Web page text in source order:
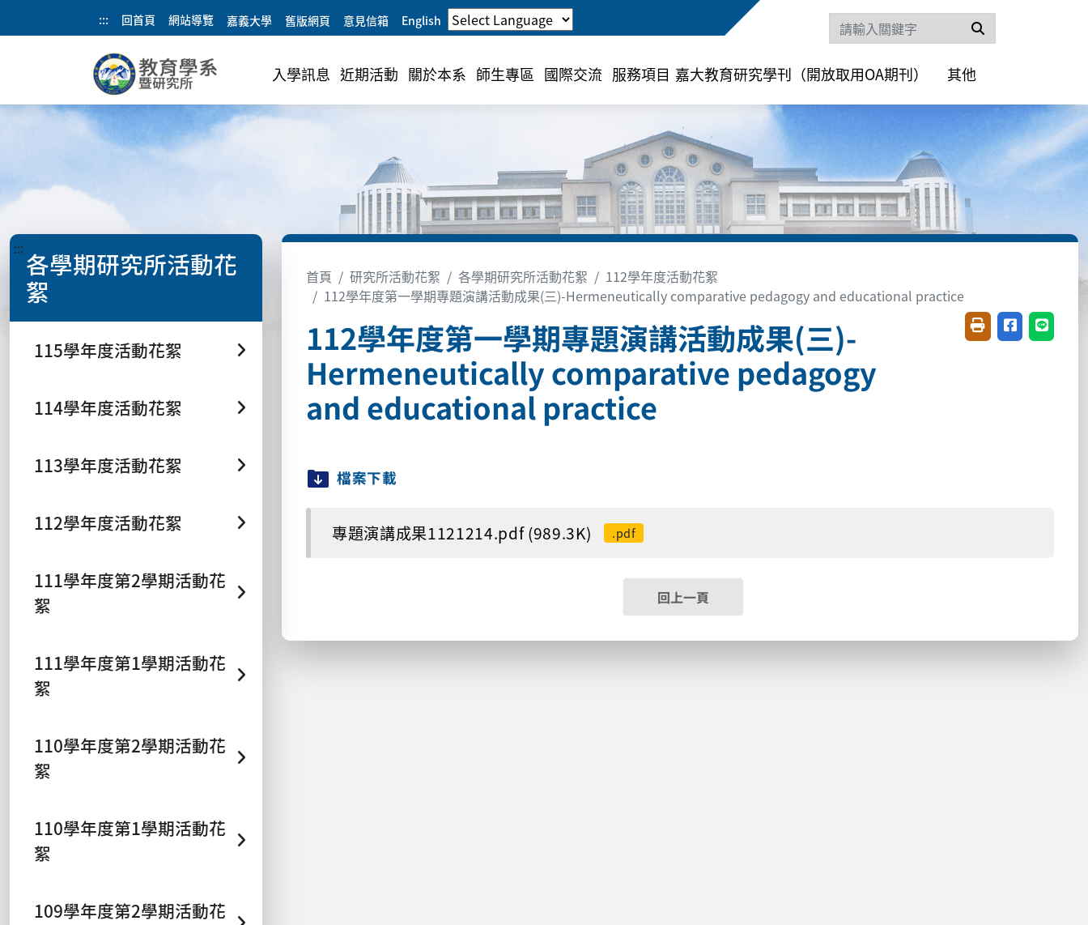
::: 回首頁 網站導覽 嘉義大學 舊版網頁 意見信箱 English
入學訊息 近期活動 關於本系 師生專區 國際交流 服務項目 嘉大教育研究學刊（開放取用OA期刊） 其他
::: 各學期研究所活動花
絮
115學年度活動花絮
114學年度活動花絮
113學年度活動花絮
112學年度活動花絮
111學年度第2學期活動花
絮
111學年度第1學期活動花
絮
110學年度第2學期活動花
絮
110學年度第1學期活動花
絮
109學年度第2學期活動花
首頁 研究所活動花絮 各學期研究所活動花絮
112學年度活動花絮
112學年度第一學期專題演講活動成果(三)-Hermeneutically comparative pedagogy and educational practice
112學年度第一學期專題演講活動成果(三)-
Hermeneutically comparative pedagogy
and educational practice
友善列印(開新視窗)
分享至臉書(
分享至
檔案下載
專題演講成果1121214.pdf (989.3K) .pdf
回上一頁